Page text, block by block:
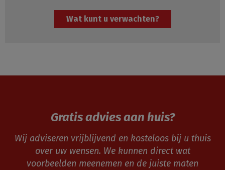
Wat kunt u verwachten?
Gratis advies aan huis?
Wij adviseren vrijblijvend en kosteloos bij u thuis
over uw wensen. We kunnen direct wat
voorbeelden meenemen en de juiste maten